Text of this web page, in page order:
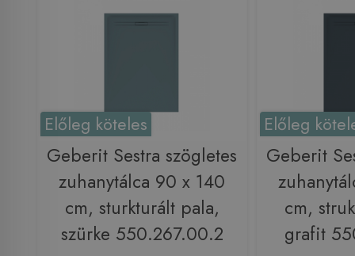
Előleg köteles
Geberit Sestra szögletes
zuhanytálca 90 x 140
cm, sturkturált pala,
szürke 550.267.00.2
Előleg
Geberit
cm,
grafit